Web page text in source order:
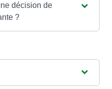
décision de
?